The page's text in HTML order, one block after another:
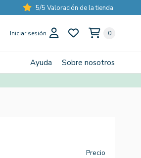
5/5 Valoración de la tienda
Iniciar sesión 0
Ayuda Sobre nosotros
Precio